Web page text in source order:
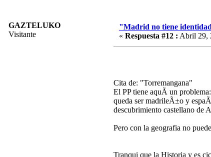
GAZTELUKO
Visitante
"Madrid no tiene
« Respuesta #12 : Abril 29,
Cita de: "Torremangana"
El PP tiene aquÃ­ un
queda ser madrileÃ±o y
descubrimiento castellano de
Pero con la geografia no
Tranqui que la Historia y es